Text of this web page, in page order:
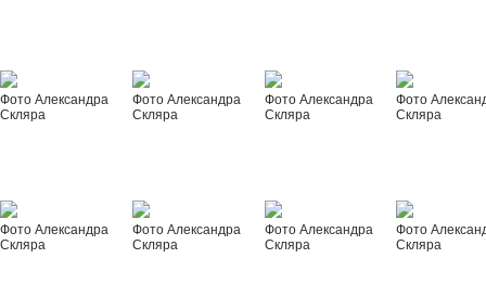
Фото Александра
Скляра
Фото Александра
Скляра
Фото Александра
Скляра
Фото
Скляра
Фото Александра
Скляра
Фото Александра
Скляра
Фото Александра
Скляра
Фото
Скляра